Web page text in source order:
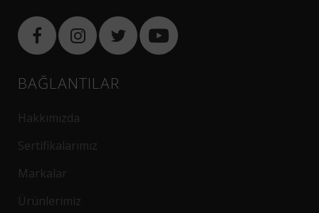
BAĞLANTILAR
Hakkımızda
Sertifikalarımız
Markalar
Ürünlerimiz